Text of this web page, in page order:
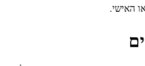
האישי.